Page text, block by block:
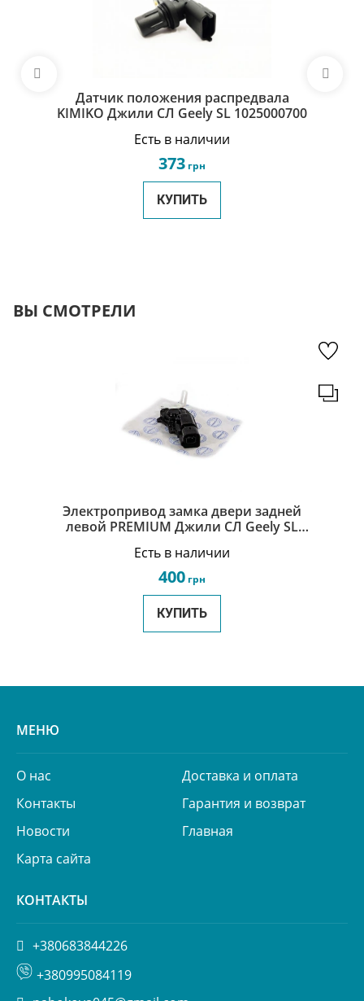
Датчик положения распредвала
KIMIKO Джили СЛ Geely SL 1025000700
Есть в наличии
373 грн
КУПИТЬ
ВЫ СМОТРЕЛИ
Электропривод замка двери задней
левой PREMIUM Джили СЛ Geely SL
Есть в наличии
400 грн
КУПИТЬ
МЕНЮ
О нас
Доставка и оплата
Контакты
Гарантия и возврат
Новости
Главная
Карта сайта
КОНТАКТЫ
+380683844226
+380995084119